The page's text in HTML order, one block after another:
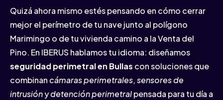
Quizá ahora mismo estés pensando en cómo cerrar
mejor el perímetro de tu nave junto al polígono
Marimingo o de tu vivienda camino a la Venta del
Pino. En IBERUS hablamos tu idioma: diseñamos
seguridad perimetral en Bullas con soluciones que
combinancámaras perimetrales,sensores de
intrusiónydetención perimetralpensada para tu día a